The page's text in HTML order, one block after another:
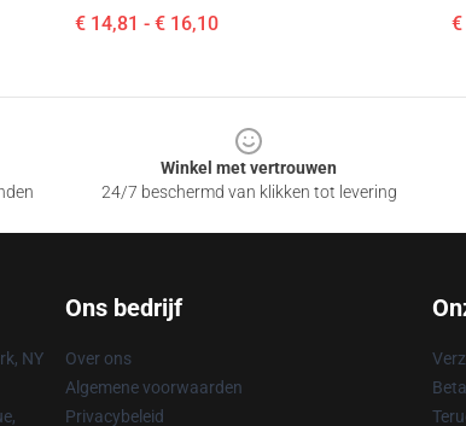
€ 14,81 - € 16,10 €
Winkel met vertrouwen
24/7 beschermd van klikken tot levering
NY
Ons bedrijf
Over ons
Algemene voorwaarden
Privacybeleid